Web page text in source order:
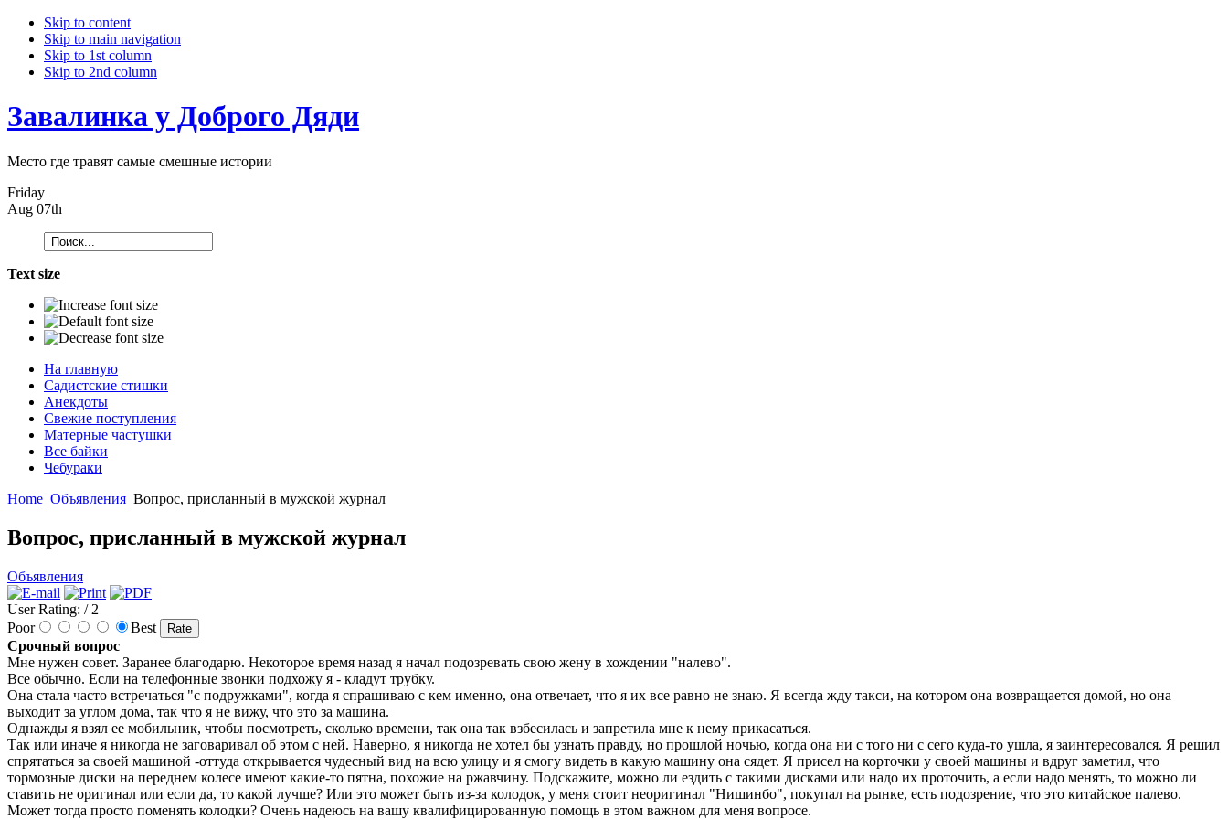
Skip to content
Skip to main navigation
Skip to 1st column
Skip to 2nd column
Завалинка у Доброго Дяди
Место где травят самые смешные истории
Friday
Aug 07th
Text size
На главную
Садистские стишки
Анекдоты
Свежие поступления
Матерные частушки
Все байки
Чебураки
Home Объявления Вопрос, присланный в мужской журнал
Вопрос, присланный в мужской журнал
Объявления
User Rating: / 2
Poor
Best
Срочный вопрос
Мне нужен совет. Заранее благодарю. Некоторое время назад я начал подозревать свою жену в хождении "налево".
Все обычно. Если на телефонные звонки подхожу я - кладут трубку.
Она стала часто встречаться "с подружками", когда я спрашиваю с кем именно, она отвечает, что я их все равно не знаю. Я всегда жду такси, на котором она возвращается домой, но она
выходит за углом дома, так что я не вижу, что это за машина.
Однажды я взял ее мобильник, чтобы посмотреть, сколько времени, так она так взбесилась и запретила мне к нему прикасаться.
Так или иначе я никогда не заговаривал об этом с ней. Наверно, я никогда не хотел бы узнать правду, но прошлой ночью, когда она ни с того ни с сего куда-то ушла, я заинтересовался. Я решил
спрятаться за своей машиной -оттуда открывается чудесный вид на всю улицу и я смогу видеть в какую машину она сядет. Я присел на корточки у своей машины и вдруг заметил, что
тормозные диски на переднем колесе имеют какие-то пятна, похожие на ржавчину. Подскажите, можно ли ездить с такими дисками или надо их проточить, а если надо менять, то можно ли
ставить не оригинал или если да, то какой лучше? Или это может быть из-за колодок, у меня стоит неоригинал "Нишинбо", покупал на рынке, есть подозрение, что это китайское палево.
Может тогда просто поменять колодки? Очень надеюсь на вашу квалифицированную помощь в этом важном для меня вопросе.